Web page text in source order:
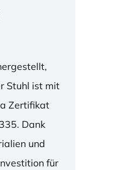
Stuhl ist mit
Zertifikat
Dank
und
für